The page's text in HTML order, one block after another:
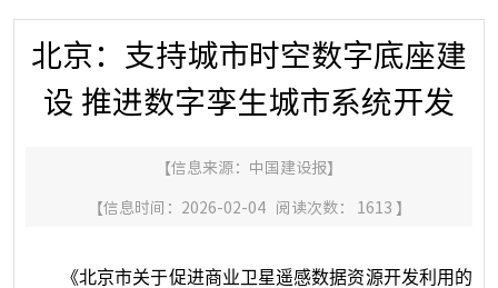
北京：支持城市时空数字底座建
设 推进数字孪生城市系统开发
【信息来源： 中国建设报】
【信息时间：2026-02-04 阅读次数： 1613 】
《北京市关于促进商业卫星遥感数据资源开发利用的